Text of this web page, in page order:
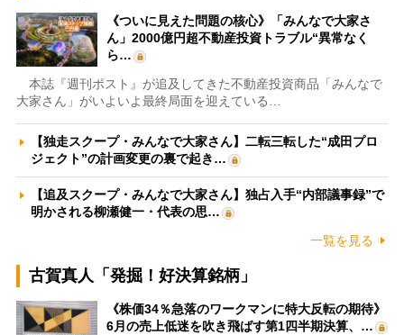
《ついに見えた問題の核心》「みんなで大家さ
ん」2000億円超不動産投資トラブル“異常なく
ら…
本誌『週刊ポスト』が追及してきた不動産投資商品「みんなで
大家さん」がいよいよ最終局面を迎えている…
【独走スクープ・みんなで大家さん】二転三転した“成田プロ
ジェクト”の計画変更の裏で起き…
【追及スクープ・みんなで大家さん】独占入手“内部議事録”で
明かされる柳瀬健一・代表の思…
一覧を見る
古賀真人「発掘！好決算銘柄」
《株価34％急落のワークマンに特大反転の期待》
6月の売上低迷を吹き飛ばす第1四半期決算、…